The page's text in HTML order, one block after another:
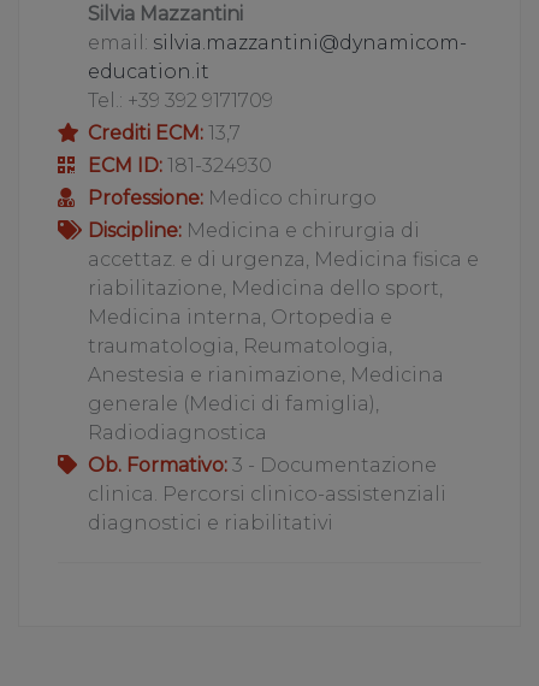
Silvia Mazzantini
email: silvia.mazzantini@dynamicom-
education.it
Tel.: +39 392 9171709
Crediti ECM: 13,7
ECM ID: 181-324930
Professione: Medico chirurgo
Discipline: Medicina e chirurgia di
accettaz. e di urgenza, Medicina fisica e
riabilitazione, Medicina dello sport,
Medicina interna, Ortopedia e
traumatologia, Reumatologia,
Anestesia e rianimazione, Medicina
generale (Medici di famiglia),
Radiodiagnostica
Ob. Formativo: 3 - Documentazione
clinica. Percorsi clinico-assistenziali
diagnostici e riabilitativi